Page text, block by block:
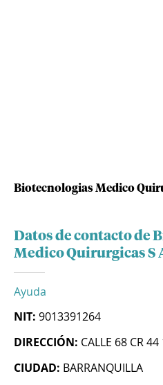
Biotecnologias Medico
Datos de contacto de
Medico Quirurgicas S
Ayuda
NIT: 9013391264
DIRECCIÓN: CALLE 68 CR
CIUDAD: BARRANQUILLA